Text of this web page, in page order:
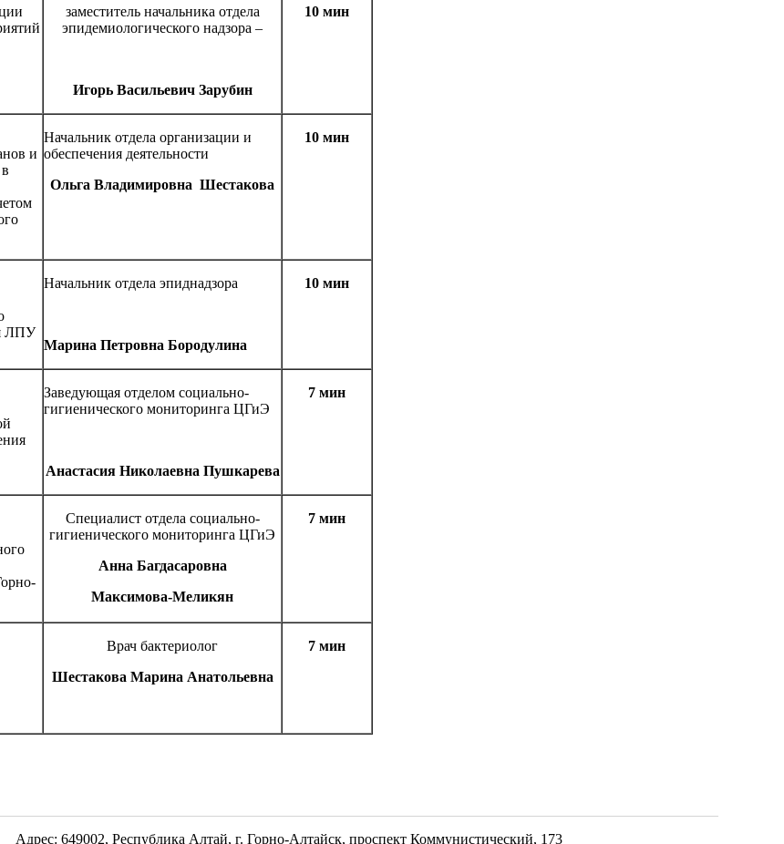
заместитель начальника отдела
эпидемиологического надзора –
Игорь Васильевич Зарубин
10 мин
и
Начальник отдела организации и
обеспечения деятельности
Ольга Владимировна Шестакова
10 мин
ЛПУ
Начальник отдела эпиднадзора
Марина Петровна Бородулина
10 мин
Заведующая отделом социально-
гигиенического мониторинга ЦГиЭ
Анастасия Николаевна Пушкарева
7 мин
Специалист отдела социально-
гигиенического мониторинга ЦГиЭ
Анна Багдасаровна
Максимова-Меликян
7 мин
Врач бактериолог
Шестакова Марина Анатольевна
7 мин
Адрес: 649002, Республика Алтай, г. Горно-Алтайск, проспект Коммунистический, 173